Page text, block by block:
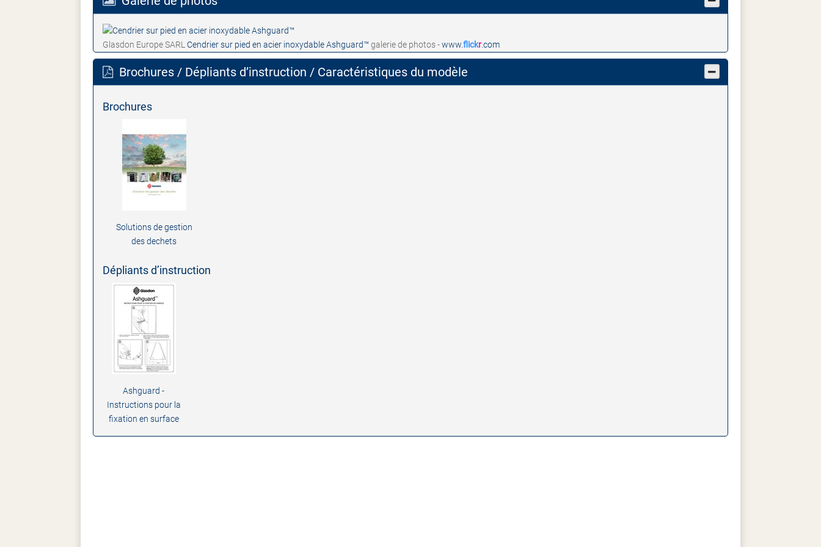
Glasdon Europe SARL Cendrier sur pied en acier inoxydable Ashguard™ galerie de photos -www.flickr.com
Brochures / Dépliants d’instruction / Caractéristiques du modèle
Brochures
Solutions de gestion
des dechets
Dépliants d’instruction
Ashguard -
Instructions pour la
fixation en surface